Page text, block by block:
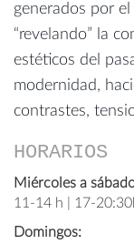
generados por
“revelando” la
estéticos del
modernidad,
contrastes,
HORARIOS
Miércoles a
11-14 h | 17-
Domingos: